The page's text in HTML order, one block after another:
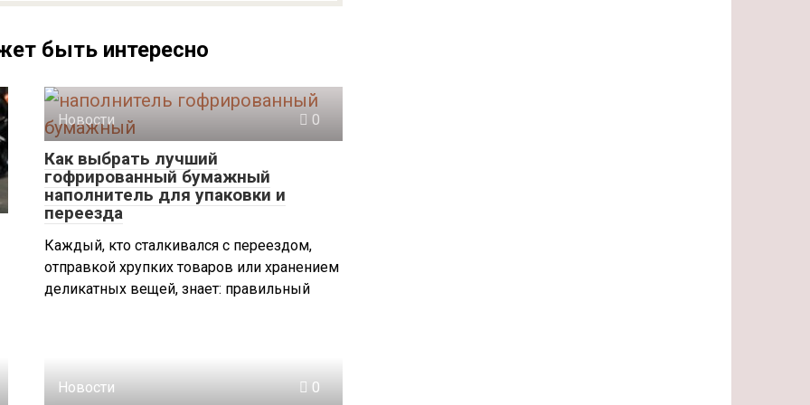
быть интересно
Новости 0
Как выбрать лучший
гофрированный бумажный
наполнитель для упаковки и
переезда
Каждый, кто сталкивался с переездом,
отправкой хрупких товаров или хранением
деликатных вещей, знает: правильный
Новости 0